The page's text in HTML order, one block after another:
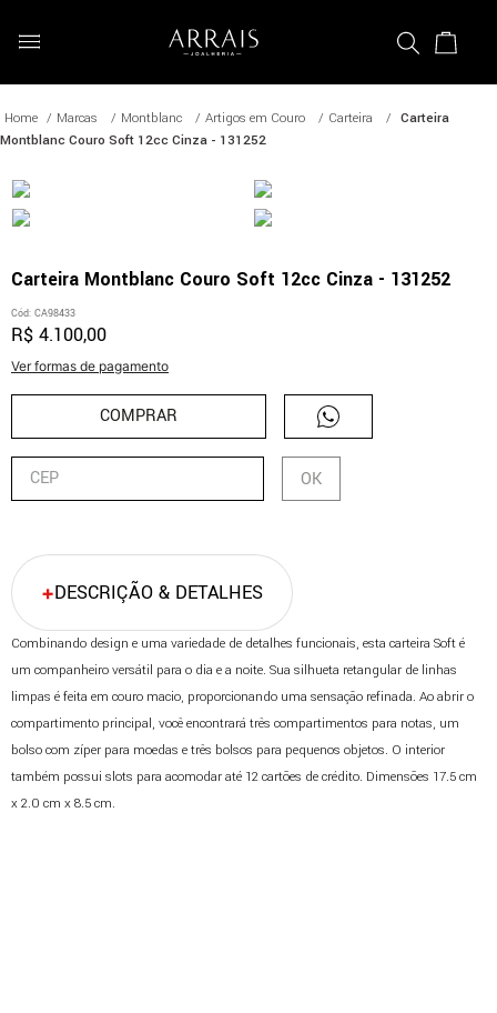
Marcas Montblanc Artigos em Couro Carteira
Carteira
Montblanc Couro Soft 12cc Cinza - 131252
Carteira Montblanc Couro Soft 12cc Cinza - 131252
Cód: CA98433
R$ 4.100,00
Ver formas de pagamento
COMPRAR
DESCRIÇÃO & DETALHES
Combinando design e uma variedade de detalhes funcionais, esta carteira Soft é
um companheiro versátil para o dia e a noite. Sua silhueta retangular de linhas
limpas é feita em couro macio, proporcionando uma sensação refinada. Ao abrir o
compartimento principal, você encontrará três compartimentos para notas, um
bolso com zíper para moedas e três bolsos para pequenos objetos. O interior
também possui slots para acomodar até 12 cartões de crédito. Dimensões 17.5 cm
x 2.0 cm x 8.5 cm.